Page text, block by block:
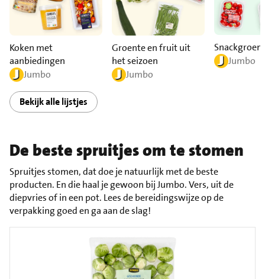
Koken met
aanbiedingen
Jumbo
Groente en fruit uit
het seizoen
Jumbo
Jumbo
Bekijk alle lijstjes
De beste spruitjes om te stomen
Spruitjes stomen, dat doe je natuurlijk met de beste
producten. En die haal je gewoon bij Jumbo. Vers, uit de
diepvries of in een pot. Lees de bereidingswijze op de
verpakking goed en ga aan de slag!